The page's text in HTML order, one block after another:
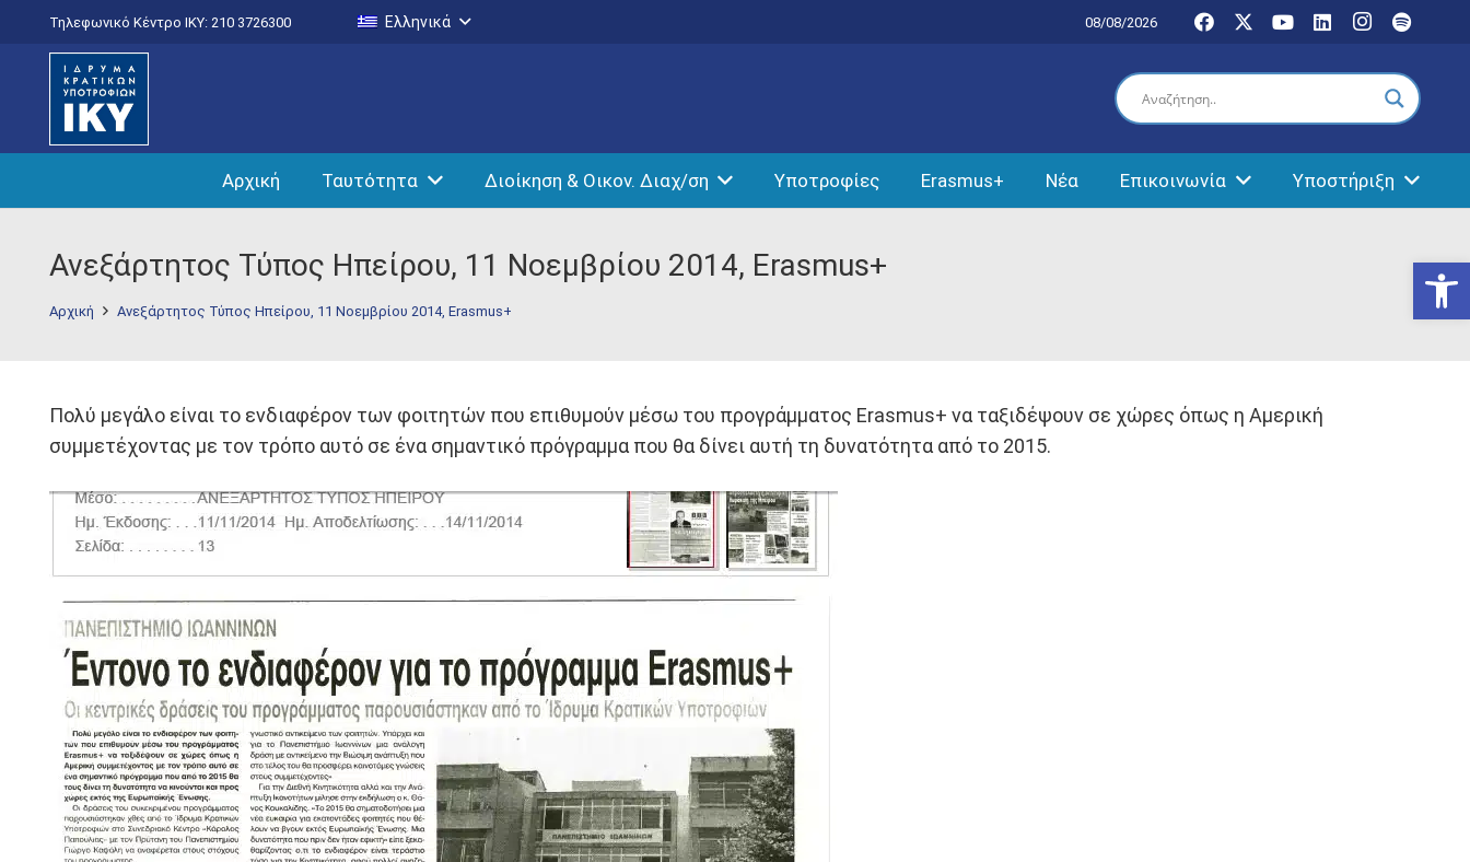
Τηλεφωνικό Κέντρο IKY: 210 3726300 Ελληνικά 08/08/2026
Αρχική Ταυτότητα Διοίκηση & Οικον. Διαχ/ση Υποτροφίες Erasmus+ Νέα Επικοινωνία Υποστήριξη
Ανεξάρτητος Τύπος Ηπείρου, 11 Νοεμβρίου 2014, Erasmus+
Αρχική Ανεξάρτητος Τύπος Ηπείρου, 11 Νοεμβρίου 2014, Erasmus+
Πολύ μεγάλο είναι το ενδιαφέρον των φοιτητών που επιθυμούν μέσω του προγράμματος Erasmus+ να ταξιδέψουν σε χώρες όπως η Αμερική
συμμετέχοντας με τον τρόπο αυτό σε ένα σημαντικό πρόγραμμα που θα δίνει αυτή τη δυνατότητα από το 2015.